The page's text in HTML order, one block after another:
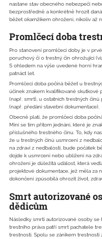
nastane stav obecného nebezpečí
bezprostředně a konkrétně hrozit
běžet okamžikem ohrožení, nikoliv až
Promlčecí doba
Pro stanovení promlčecí doby je v
poruchový či o trestný čin ohrožující
S ohledem na výše uvedené horní
patnáct let.
Promlčecí doba počíná běžet u
účinek znakem kvalifikované skutkové
(např. smrt), u ostatních trestných
(např. předání stavební dokumentace).
Obecně platí, že promlčecí doba
Míní se tím přitom jednání, které je
příslušného trestného činu. To, kdy
že u trestných činů usmrcení z
na zdraví z nedbalosti, bude počátek
dojde k usmrcení nebo ublížení na
ohrožení je důležitá událost, která
projektové dokumentace, jež měla za
dokončení způsobilá ohrozit život,
Smrt autorizované
dědicům
Následky smrti autorizované osoby
trestního práva patří smrt pachatele
trestnosti. Spolu se zánikem trestnosti